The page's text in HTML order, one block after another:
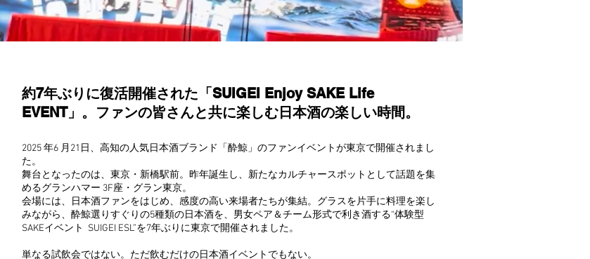
約7年ぶりに復活開催された「SUIGEI Enjoy SAKE Life
EVENT」。ファンの皆さんと共に楽しむ日本酒の楽しい時間。
2025 年6 月21日、高知の人気日本酒ブランド「酔鯨」のファンイベントが東京で開催されまし
た。
舞台となったのは、東京・新橋駅前。昨年誕生し、新たなカルチャースポットとして話題を集
めるグランハマー 3F座・グラン東京。
会場には、日本酒ファンをはじめ、感度の高い来場者たちが集結。グラスを片手に料理を楽し
みながら、酔鯨選りすぐりの5種類の日本酒を、男女ペア＆チーム形式で利き酒する“体験型
SAKEイベント SUIGEI ESL”を7年ぶりに東京で開催されました。
単なる試飲会ではない。ただ飲むだけの日本酒イベントでもない。